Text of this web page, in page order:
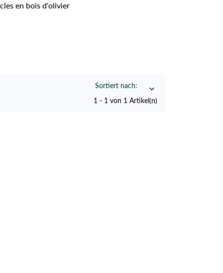
en bois d'olivier
Sortiert nach: 
1 - 1 von 1 Artikel(n)